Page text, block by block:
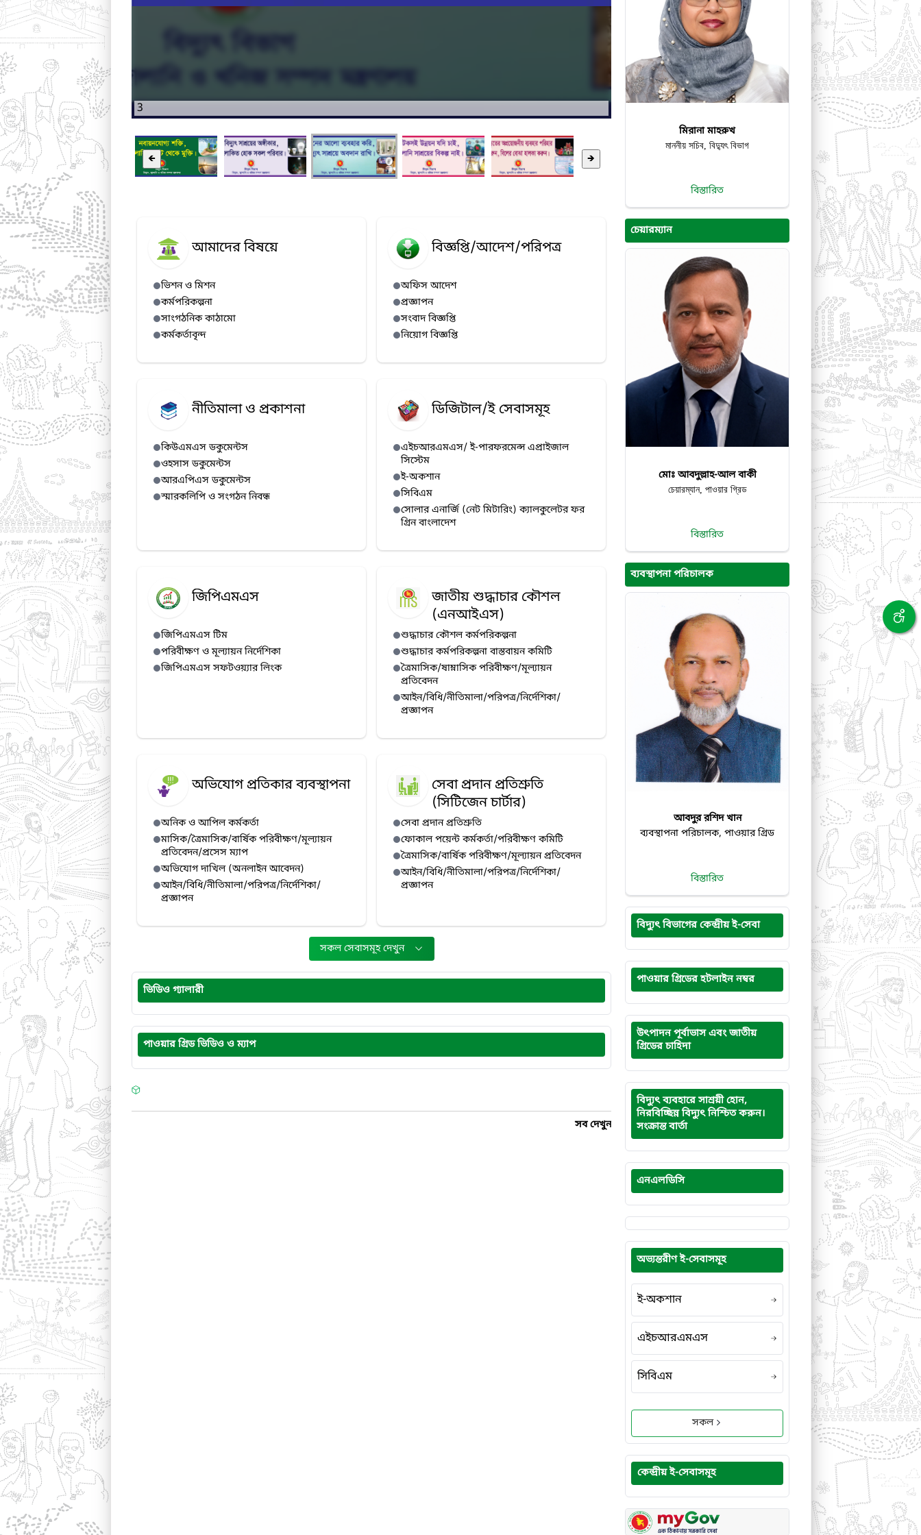
3
🡸 🡺
আমাদের বিষয়ে
ভিশন ও মিশন
কর্মপরিকল্পনা
সাংগঠনিক কাঠামো
কর্মকর্তাবৃন্দ
বিজ্ঞপ্তি/আদেশ/পরিপত্র
অফিস আদেশ
প্রজ্ঞাপন
সংবাদ বিজ্ঞপ্তি
নিয়োগ বিজ্ঞপ্তি
নীতিমালা ও প্রকাশনা
কিউএমএস ডকুমেন্টস
ওহসাস ডকুমেন্টস
আরএপিএস ডকুমেন্টস
স্মারকলিপি ও সংগঠন নিবন্ধ
ডিজিটাল/ই সেবাসমূহ
এইচআরএমএস/ ই-পারফরমেন্স এপ্রাইজাল
সিস্টেম
ই-অকশান
সিবিএম
সোলার এনার্জি (নেট মিটারিং) ক্যালকুলেটর ফর
গ্রিন বাংলাদেশ
জিপিএমএস
জিপিএমএস টিম
পরিবীক্ষণ ও মূল্যায়ন নির্দেশিকা
জিপিএমএস সফটওয়্যার লিংক
জাতীয় শুদ্ধাচার কৌশল
(এনআইএস)
শুদ্ধাচার কৌশল কর্মপরিকল্পনা
শুদ্ধাচার কর্মপরিকল্পনা বাস্তবায়ন কমিটি
ত্রৈমাসিক/ষাম্নাসিক পরিবীক্ষণ/মূল্যায়ন
প্রতিবেদন
আইন/বিধি/নীতিমালা/পরিপত্র/নির্দেশিকা/
প্রজ্ঞাপন
অভিযোগ প্রতিকার ব্যবস্থাপনা
অনিক ও আপিল কর্মকর্তা
মাসিক/ত্রৈমাসিক/বার্ষিক পরিবীক্ষণ/মূল্যায়ন
প্রতিবেদন/প্রসেস ম্যাপ
অভিযোগ দাখিল (অনলাইন আবেদন)
আইন/বিধি/নীতিমালা/পরিপত্র/নির্দেশিকা/
প্রজ্ঞাপন
সেবা প্রদান প্রতিশ্রুতি
(সিটিজেন চার্টার)
সেবা প্রদান প্রতিশ্রুতি
ফোকাল পয়েন্ট কর্মকর্তা/পরিবীক্ষণ কমিটি
ত্রৈমাসিক/বার্ষিক পরিবীক্ষণ/মূল্যায়ন প্রতিবেদন
আইন/বিধি/নীতিমালা/পরিপত্র/নির্দেশিকা/
প্রজ্ঞাপন
সকল সেবাসমূহ দেখুন
ভিডিও গ্যালারী
পাওয়ার গ্রিড ভিডিও ও ম্যাপ
সব দেখুন
মিরানা মাহরুখ
মাননীয় সচিব, বিদ্যুৎ বিভাগ
বিস্তারিত
চেয়ারম্যান
মোঃ আবদুল্লাহ-আল বাকী
চেয়ারম্যান, পাওয়ার গ্রিড
বিস্তারিত
ব্যবস্থাপনা পরিচালক
আবদুর রশিদ খান
ব্যবস্থাপনা পরিচালক, পাওয়ার গ্রিড
বিস্তারিত
বিদ্যুৎ বিভাগের কেন্দ্রীয় ই-সেবা
পাওয়ার গ্রিডের হটলাইন নম্বর
উৎপাদন পূর্বাভাস এবং জাতীয়
গ্রিডের চাহিদা
বিদ্যুৎ ব্যবহারে সাশ্রয়ী হোন,
নিরবিচ্ছিন্ন বিদ্যুৎ নিশ্চিত করুন।
সংক্রান্ত বার্তা
এনএলডিসি
অভ্যন্তরীণ ই-সেবাসমূহ
ই-অকশান
এইচআরএমএস
সিবিএম
সকল
কেন্দ্রীয় ই-সেবাসমূহ